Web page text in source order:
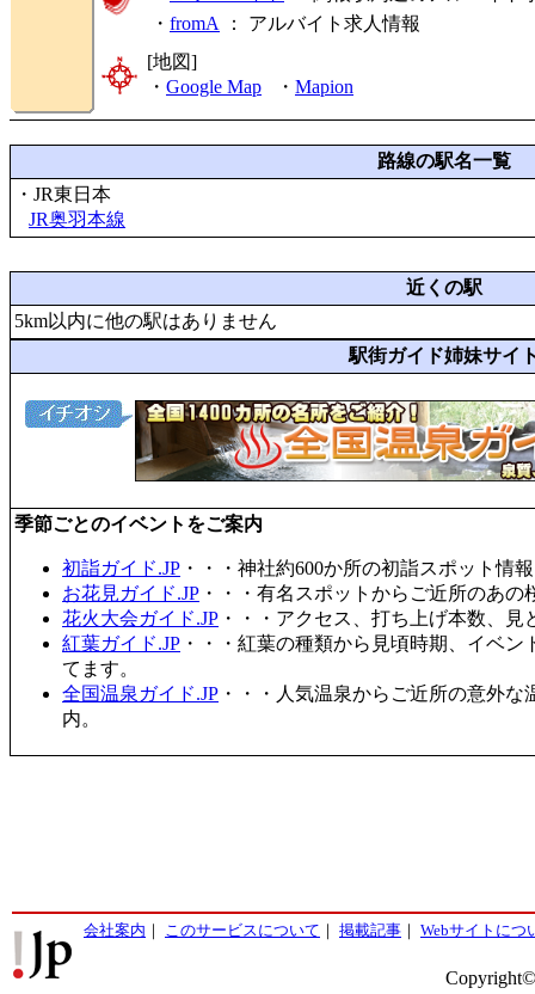
・ fromA ： アルバイト求人情報
[地図]
・ Google Map ・ Mapion
路線の駅名一覧
・JR東日本
JR奥羽本線
近くの駅
5km以内に他の駅はありません
駅街ガイド姉妹サイ
季節ごとのイベントをご案内
初詣ガイド.JP ・・・神社約600か所の初詣スポット情
お花見ガイド.JP ・・・有名スポットからご近所のあ
花火大会ガイド.JP ・・・アクセス、打ち上げ本数、
紅葉ガイド.JP ・・・紅葉の種類から見頃時期、イベ
てます。
全国温泉ガイド.JP ・・・人気温泉からご近所の意外
内。
会社案内 ｜ このサービスについて ｜ 掲載記事 ｜ Webサイトにつ